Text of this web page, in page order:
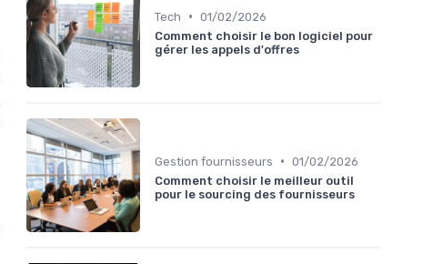
Tech • 01/02/2026
Comment choisir le bon logiciel pour
gérer les appels d'offres
Gestion fournisseurs • 01/02/2026
Comment choisir le meilleur outil
pour le sourcing des fournisseurs